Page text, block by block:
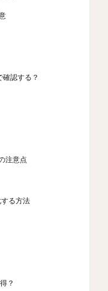
認する？
注意点
る方法
？